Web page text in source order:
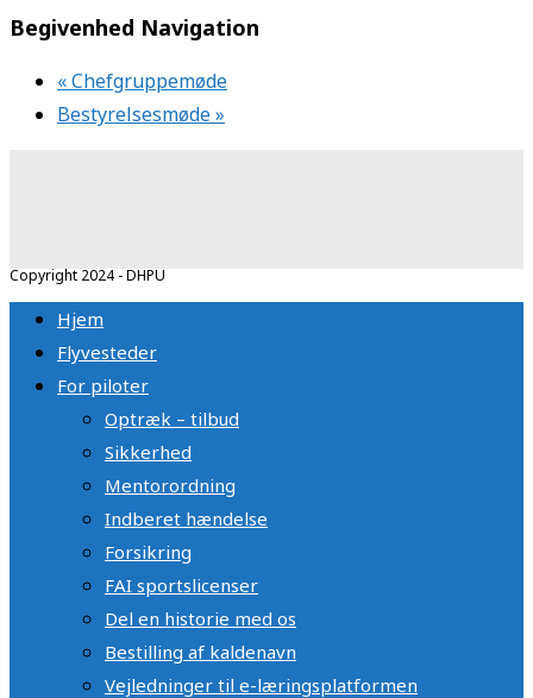
Begivenhed Navigation
«Chefgruppemøde
Bestyrelsesmøde»
Copyright 2024 - DHPU
Hjem
Flyvesteder
For piloter
Optræk – tilbud
Sikkerhed
Mentorordning
Indberet hændelse
Forsikring
FAI sportslicenser
Del en historie med os
Bestilling af kaldenavn
Vejledninger til e-læringsplatformen